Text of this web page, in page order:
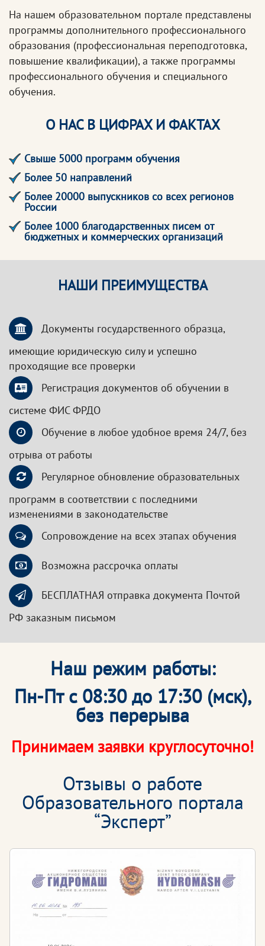
На нашем образовательном портале представлены
программы дополнительного профессионального
образования (профессиональная переподготовка,
повышение квалификации), а также программы
профессионального обучения и специального
обучения.
О НАС В ЦИФРАХ И ФАКТАХ
Свыше 5000 программ обучения
Более 50 направлений
Более 20000 выпускников со всех регионов
России
Более 1000 благодарственных писем от
бюджетных и коммерческих организаций
НАШИ ПРЕИМУЩЕСТВА
Документы государственного образца,
имеющие юридическую силу и успешно
проходящие все проверки
Регистрация документов об обучении в
системе ФИС ФРДО
Обучение в любое удобное время 24/7, без
отрыва от работы
Регулярное обновление образовательных
программ в соответствии с последними
изменениями в законодательстве
Сопровождение на всех этапах обучения
Возможна рассрочка оплаты
БЕСПЛАТНАЯ отправка документа Почтой
РФ заказным письмом
Наш режим работы:
Пн-Пт с 08:30 до 17:30 (мск),
без перерыва
Принимаем заявки круглосуточно!
Отзывы о работе
Образовательного портала
“Эксперт”